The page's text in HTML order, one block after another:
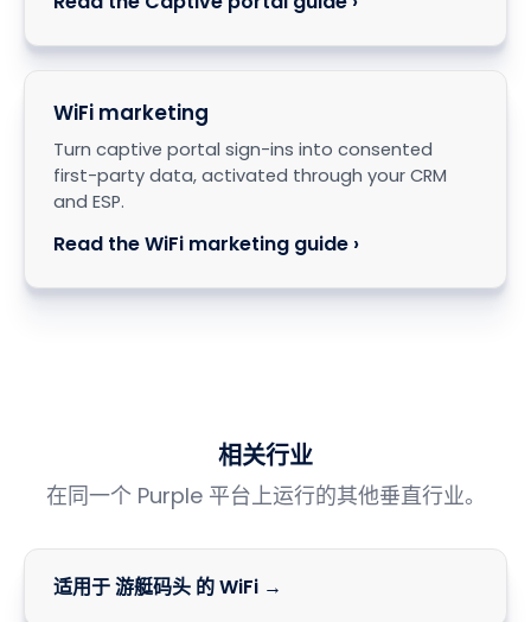
WiFi marketing
Turn captive portal sign-ins into consented
first-party data, activated through your CRM
and ESP.
Read the WiFi marketing guide ›
相关行业
在同一个 Purple 平台上运行的其他垂直行业。
适用于 游艇码头 的 WiFi →